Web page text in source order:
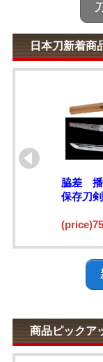
日本刀新着商
脇差 播
保存刀
商品ピックア